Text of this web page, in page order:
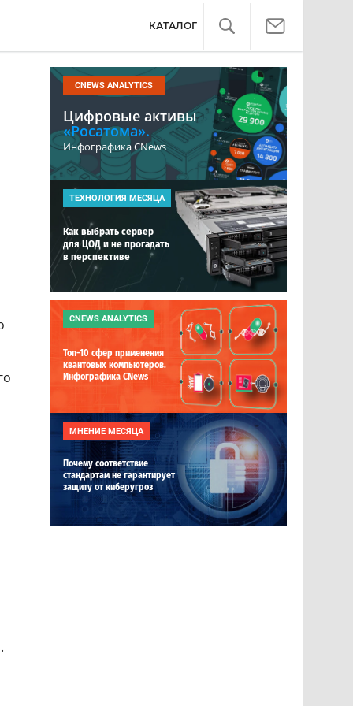
КАТАЛОГ
CNEWS ANALYTICS
Цифровые активы
«Росатома».
Инфографика CNews
ТЕХНОЛОГИЯ МЕСЯЦА
Как выбрать сервер
для ЦОД и не прогадать
в перспективе
CNEWS ANALYTICS
Топ-10 сфер применения
квантовых компьютеров.
Инфографика CNews
МНЕНИЕ МЕСЯЦА
Почему соответствие
стандартам не гарантирует
защиту от киберугроз